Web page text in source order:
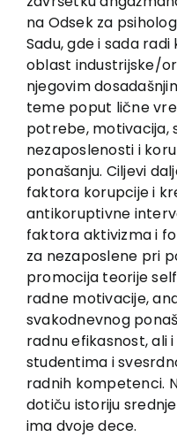
na Odsek za
Sadu, gde i sada
oblast industrijske/
njegovim
teme poput lične
potrebe, motivacija,
nezaposlenosti i
ponašanju. Ciljevi
faktora korupcije i
antikoruptivne
faktora aktivizma i
za nezaposlene pri
promocija teorije
radne motivacije,
svakodnevnog
radnu efikasnost, ali
studentima i
radnih kompetenci.
dotiču istoriju
ima dvoje dece.